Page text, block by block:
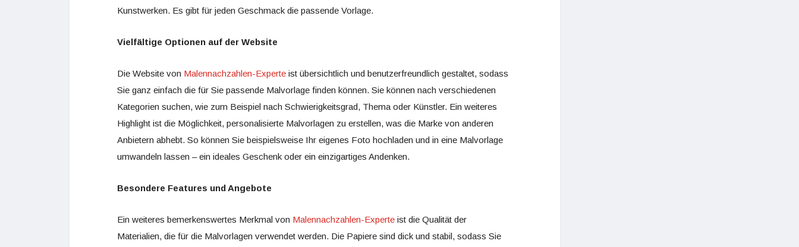
Kunstwerken. Es gibt für jeden Geschmack die passende Vorlage.
Vielfältige Optionen auf der Website
Die Website von Malennachzahlen-Experte ist übersichtlich und benutzerfreundlich gestaltet, sodass
Sie ganz einfach die für Sie passende Malvorlage finden können. Sie können nach verschiedenen
Kategorien suchen, wie zum Beispiel nach Schwierigkeitsgrad, Thema oder Künstler. Ein weiteres
Highlight ist die Möglichkeit, personalisierte Malvorlagen zu erstellen, was die Marke von anderen
Anbietern abhebt. So können Sie beispielsweise Ihr eigenes Foto hochladen und in eine Malvorlage
umwandeln lassen – ein ideales Geschenk oder ein einzigartiges Andenken.
Besondere Features und Angebote
Ein weiteres bemerkenswertes Merkmal von Malennachzahlen-Experte ist die Qualität der
Materialien, die für die Malvorlagen verwendet werden. Die Papiere sind dick und stabil, sodass Sie